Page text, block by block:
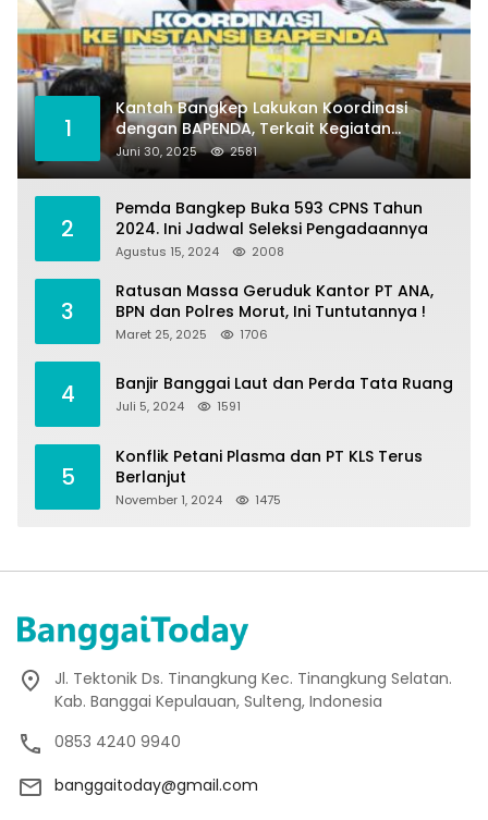
1
Kantah Bangkep Lakukan Koordinasi
dengan BAPENDA, Terkait Kegiatan
Fasilitasi Penilaian Tanah dan Ekonomi
Pertanahan
Juni 30, 2025 2581
2
Pemda Bangkep Buka 593 CPNS Tahun
2024. Ini Jadwal Seleksi Pengadaannya
Agustus 15, 2024 2008
3
Ratusan Massa Geruduk Kantor PT ANA,
BPN dan Polres Morut, Ini Tuntutannya !
Maret 25, 2025 1706
4 Banjir Banggai Laut dan Perda Tata Ruang
Juli 5, 2024 1591
5
Konflik Petani Plasma dan PT KLS Terus
Berlanjut
November 1, 2024 1475
Jl. Tektonik Ds. Tinangkung Kec. Tinangkung Selatan.
Kab. Banggai Kepulauan, Sulteng, Indonesia
0853 4240 9940
banggaitoday@gmail.com